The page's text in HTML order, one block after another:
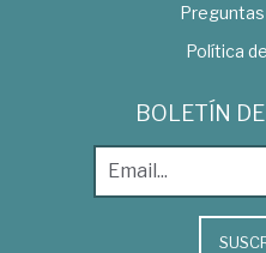
Política
BOLETÍN